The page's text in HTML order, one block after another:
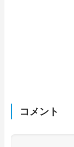
コメント